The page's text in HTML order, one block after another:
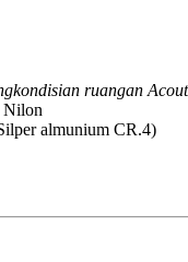
ruangan
Nilon
almunium CR.4)